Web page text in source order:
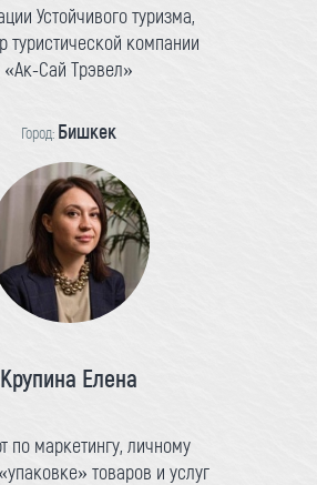
Устойчивого туризма,
туристической компании
«Ак-Сай Трэвел»
Город: Бишкек
Крупина Елена
по маркетингу, личному
товаров и услуг